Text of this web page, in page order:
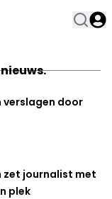
verslagen door
zet journalist met
plek